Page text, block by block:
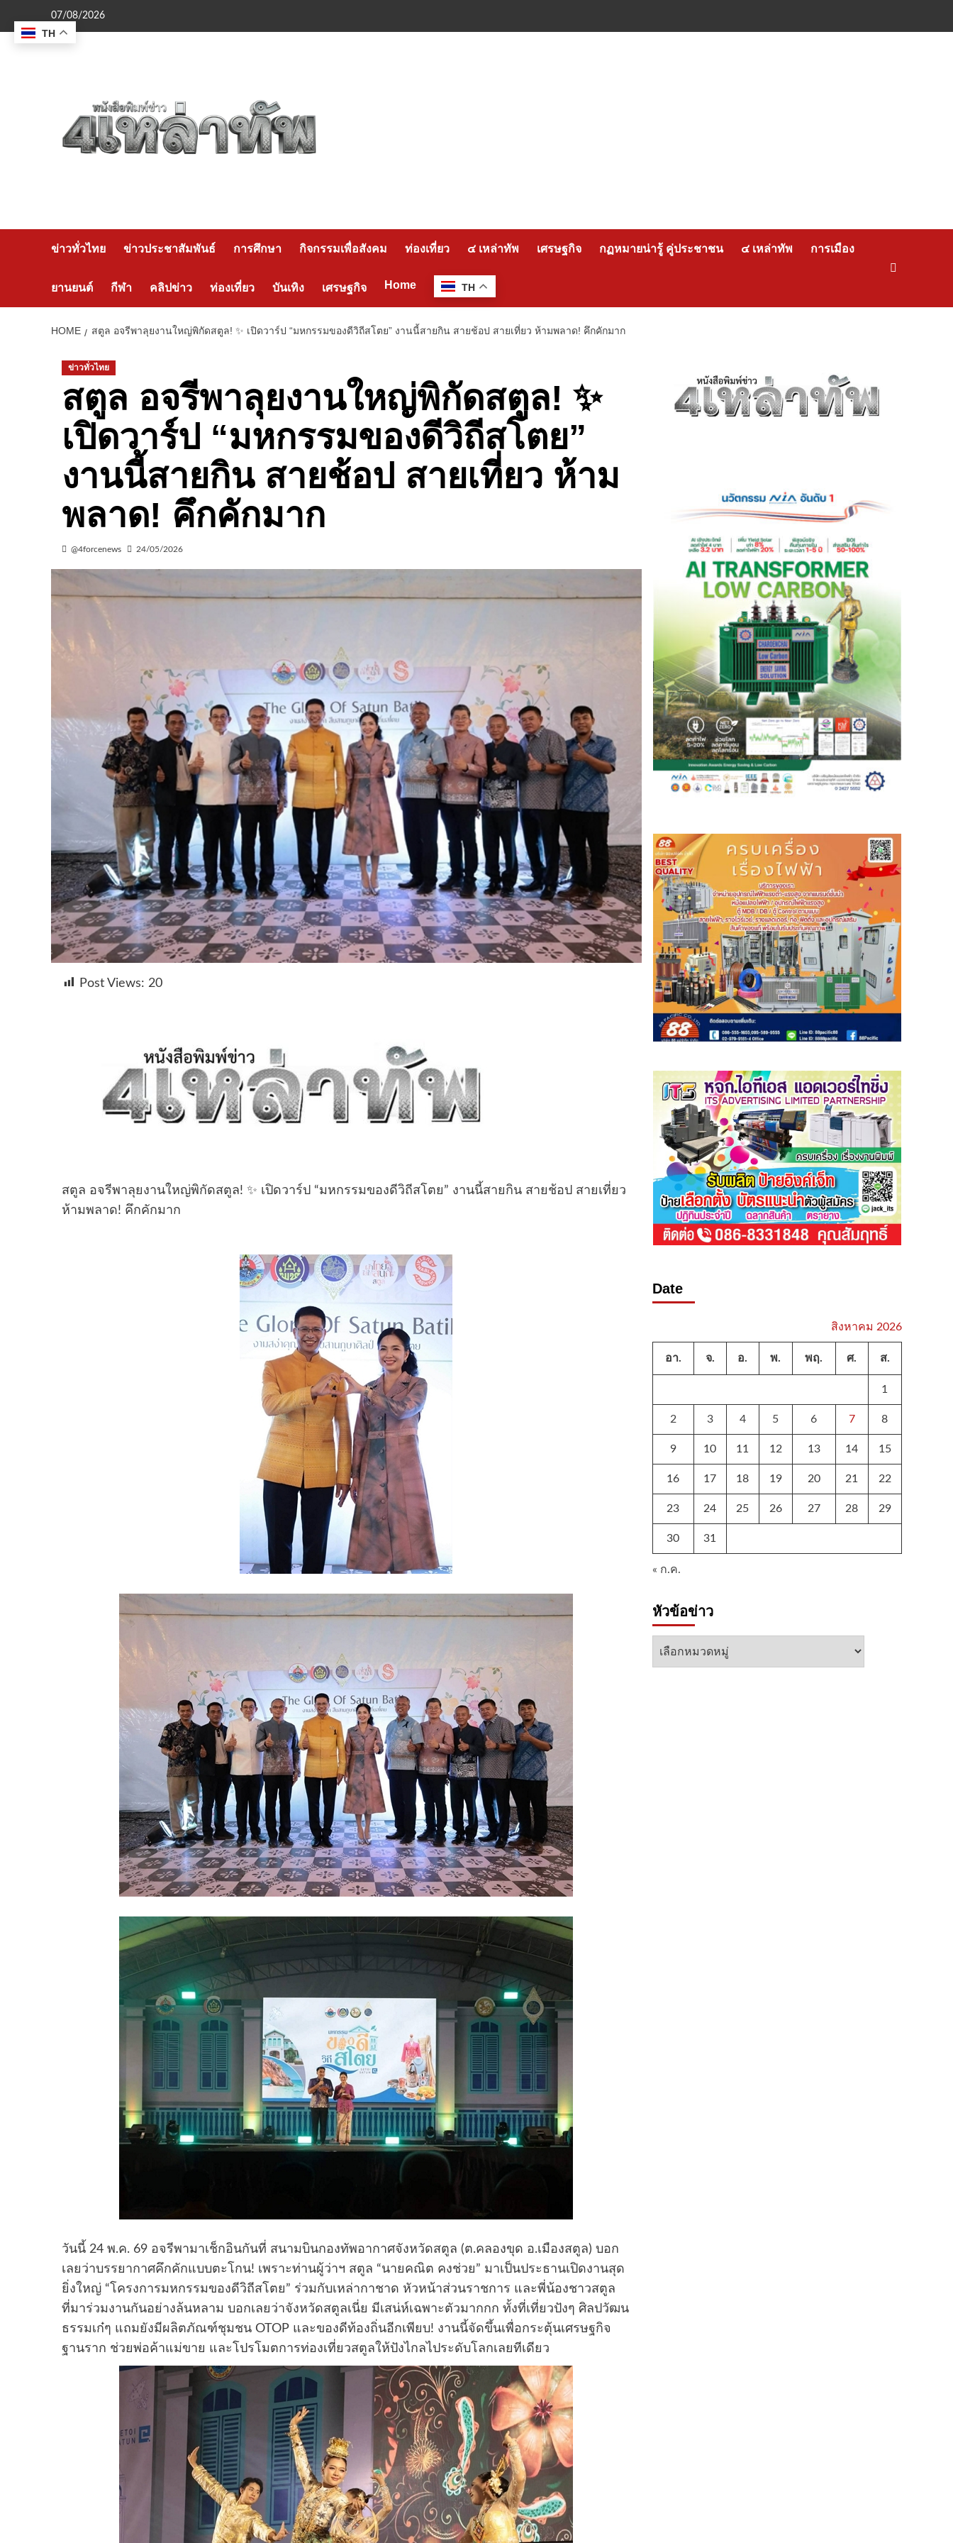
content
07/08/2026
ข่าวทั่วไทย ข่าวประชาสัมพันธ์ การศึกษา กิจกรรมเพื่อสังคม ท่องเที่ยว ๔ เหล่าทัพ เศรษฐกิจ กฏหมายน่ารู้ คู่ประชาชน ๔ เหล่าทัพ การเมือง
ยานยนต์ กีฬา คลิปข่าว ท่องเที่ยว บันเทิง เศรษฐกิจ Home TH
HOME สตูล อจรีพาลุยงานใหญ่พิกัดสตูล! ✨ เปิดวาร์ป “มหกรรมของดีวิถีสโตย” งานนี้สายกิน สายช้อป สายเที่ยว ห้ามพลาด! คึกคักมาก
ข่าวทั่วไทย
สตูล อจรีพาลุยงานใหญ่พิกัดสตูล! ✨
เปิดวาร์ป “มหกรรมของดีวิถีสโตย”
งานนี้สายกิน สายช้อป สายเที่ยว ห้าม
พลาด! คึกคักมาก
@4forcenews 24/05/2026
Post Views: 20
สตูล อจรีพาลุยงานใหญ่พิกัดสตูล! ✨ เปิดวาร์ป “มหกรรมของดีวิถีสโตย” งานนี้สายกิน สายช้อป สายเที่ยว
ห้ามพลาด! คึกคักมาก
วันนี้ 24 พ.ค. 69 อจรีพามาเช็กอินกันที่ สนามบินกองทัพอากาศจังหวัดสตูล (ต.คลองขุด อ.เมืองสตูล) บอก
เลยว่าบรรยากาศคึกคักแบบตะโกน! เพราะท่านผู้ว่าฯ สตูล “นายคณิต คงช่วย” มาเป็นประธานเปิดงานสุด
ยิ่งใหญ่ “โครงการมหกรรมของดีวิถีสโตย” ร่วมกับเหล่ากาชาด หัวหน้าส่วนราชการ และพี่น้องชาวสตูล
ที่มาร่วมงานกันอย่างล้นหลาม บอกเลยว่าจังหวัดสตูลเนี่ย มีเสน่ห์เฉพาะตัวมากกก ทั้งที่เที่ยวปังๆ ศิลปวัฒน
ธรรมเก๋ๆ แถมยังมีผลิตภัณฑ์ชุมชน OTOP และของดีท้องถิ่นอีกเพียบ! งานนี้จัดขึ้นเพื่อกระตุ้นเศรษฐกิจ
ฐานราก ช่วยพ่อค้าแม่ขาย และโปรโมตการท่องเที่ยวสตูลให้ปังไกลไประดับโลกเลยทีเดียว
Date
สิงหาคม 2026
อา. จ. อ. พ. พฤ. ศ. ส.
1
2 3 4 5 6 7 8
9 10 11 12 13 14 15
16 17 18 19 20 21 22
23 24 25 26 27 28 29
30 31
« ก.ค.
หัวข้อข่าว
หัวข้อ
TH